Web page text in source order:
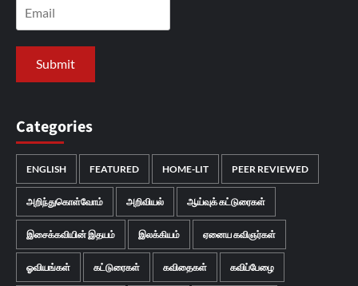
Categories
ENGLISH FEATURED HOME-LIT PEER REVIEWED
அறிந்துகொள்வோம் அறிவியல் ஆய்வுக் கட்டுரைகள்
இசைக்கவியின் இதயம் இலக்கியம் ஏனைய கவிஞர்கள்
ஓவியங்கள் கட்டுரைகள் கவிதைகள் கவிப்பேழை